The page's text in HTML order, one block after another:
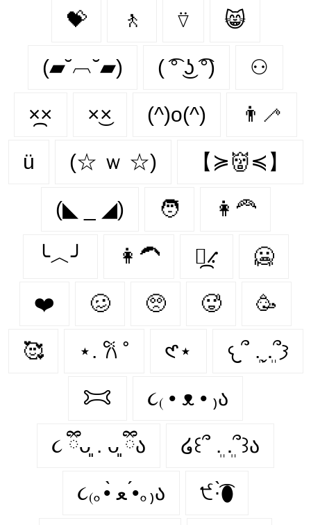
💝 🚶‍ ⍢ 😸
(▰˘︹˘▰) ( ͡° ͜ʖ ͡°) ⚇
×᷼× ×͜× (^)o(^) 👨‍🦯‍
ü (☆ ｗ ☆) 【≽👹≼】
(◣ _ ◢) 🧑 👩‍🦰
╰︿╯ 👩‍🦱 ⳻᷼⳺ 🥶️
❤️️ 🥴️ 🥺️ 🥵️ 🥳️
🥰️ ⋆. 𐙚 ˚ 𑣲⋆ 𐔌՞ ܸ.ˬ.ܸ՞𐦯
𐂯 ૮₍ • ᴥ • ₎ა
૮ ྀིᴗ͈ . ᴗ͈ ྀིა ໒꒰՞ ܸ. .ܸ՞꒱ა
૮₍｡•̀ ﻌ •́｡₎ა ੯·̀͡⬮